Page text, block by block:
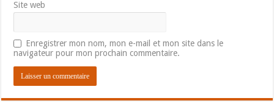
Site web
Enregistrer mon nom, mon e-mail et mon site dans le
navigateur pour mon prochain commentaire.